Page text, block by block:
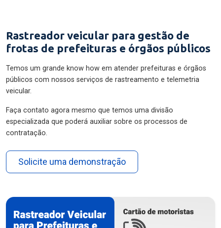
Rastreador veicular para gestão de
frotas de prefeituras e órgãos públicos
Temos um grande know how em atender prefeituras e órgãos
públicos com nossos serviços de rastreamento e telemetria
veicular.
Faça contato agora mesmo que temos uma divisão
especializada que poderá auxiliar sobre os processos de
contratação.
Solicite uma demonstração